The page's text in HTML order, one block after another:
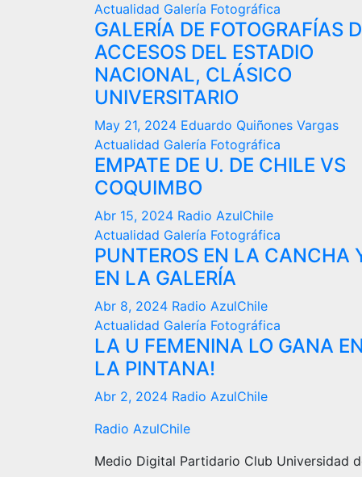
Actualidad Galería Fotográfica
GALERÍA DE FOTOGRAFÍAS
ACCESOS DEL ESTADIO
NACIONAL, CLÁSICO
UNIVERSITARIO
May 21, 2024 Eduardo Quiñones Vargas
Actualidad Galería Fotográfica
EMPATE DE U. DE CHILE VS
COQUIMBO
Abr 15, 2024 Radio AzulChile
Actualidad Galería Fotográfica
PUNTEROS EN LA CANCHA
EN LA GALERÍA
Abr 8, 2024 Radio AzulChile
Actualidad Galería Fotográfica
LA U FEMENINA LO GANA EN
LA PINTANA!
Abr 2, 2024 Radio AzulChile
Radio AzulChile
Medio Digital Partidario Club Universidad